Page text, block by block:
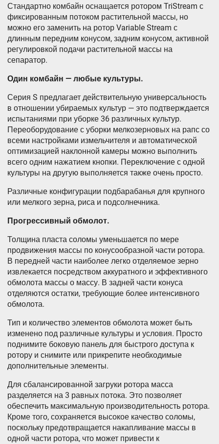
Стандартно комбайн оснащается ротором TriStream с
фиксированным потоком растительной массы, но
можно его заменить на ротор Variable Stream с
длинным передним конусом, задним конусом, активной
регулировкой подачи растительной массы на
сепаратор.
Один комбайн — любые культуры.
Серия S предлагает действительную универсальность
в отношении убираемых культур — это подтверждается
испытаниями при уборке 36 различных культур.
Переоборудование с уборки мелкозерновых на рапс со
всеми настройками измельчителя и автоматической
оптимизацией наклонной камеры можно выполнить
всего одним нажатием кнопки. Переключение с одной
культуры на другую выполняется также очень просто.
Различные конфигурации подбарабанья для крупного
или мелкого зерна, риса и подсолнечника.
Прогрессивный обмолот.
Толщина пласта соломы уменьшается по мере
продвижения массы по конусообразной части ротора.
В передней части наиболее легко отделяемое зерно
извлекается посредством аккуратного и эффективного
обмолота массы о массу. В задней части конуса
отделяются остатки, требующие более интенсивного
обмолота.
Тип и количество элементов обмолота может быть
изменено под различные культуры и условия. Просто
поднимите боковую панель для быстрого доступа к
ротору и снимите или прикрепите необходимые
дополнительные элементы.
Для сбалансированной загруки ротора масса
разделяется на 3 равных потока. Это позволяет
обеспечить максимальную производительность ротора.
Кроме того, сохраняется высокое качество соломы,
поскольку предотвращается накапливание массы в
одной части ротора, что может привести к